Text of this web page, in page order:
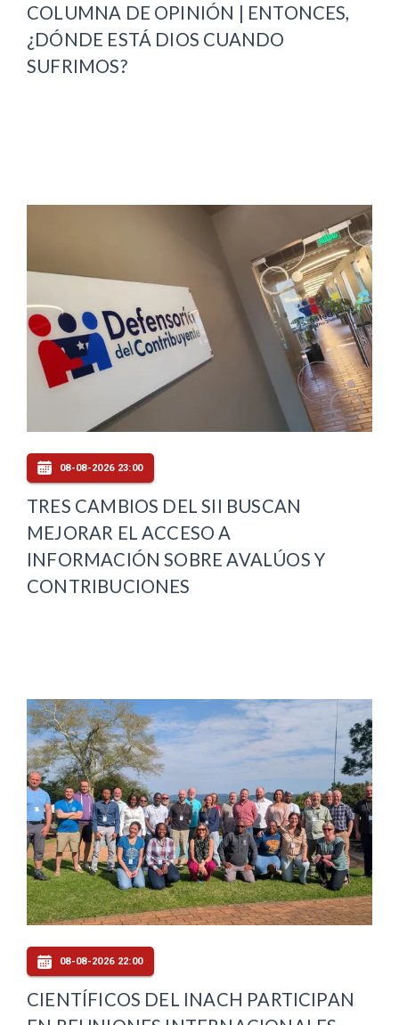
COLUMNA DE OPINIÓN | ENTONCES,
¿DÓNDE ESTÁ DIOS CUANDO
SUFRIMOS?
08-08-2026 23:00
TRES CAMBIOS DEL SII BUSCAN
MEJORAR EL ACCESO A
INFORMACIÓN SOBRE AVALÚOS Y
CONTRIBUCIONES
08-08-2026 22:00
CIENTÍFICOS DEL INACH PARTICIPAN